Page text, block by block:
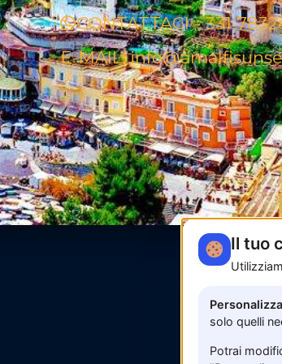
CONTATTACI - 331
E-MAIL:
Il tuo
solo quelli
Potrai